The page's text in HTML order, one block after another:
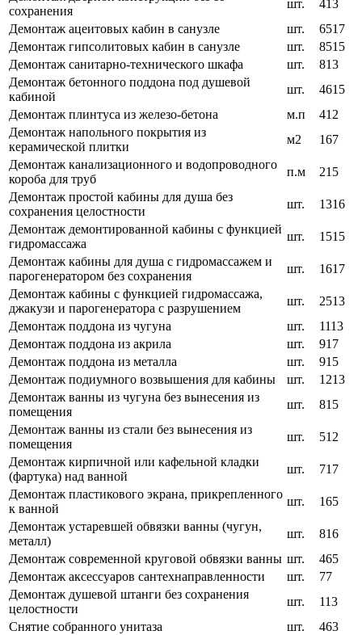
сохранения
шт.
413
Демонтаж ацеитовых кабин в санузле
шт.
6517
Демонтаж гипсолитовых кабин в санузле
шт.
8515
Демонтаж санитарно-технического шкафа
шт.
813
Демонтаж бетонного поддона под душевой
кабиной
шт.
4615
Демонтаж плинтуса из железо-бетона
м.п
412
Демонтаж напольного покрытия из
керамической плитки
м2
167
Демонтаж канализационного и водопроводного
короба для труб
п.м
215
Демонтаж простой кабины для душа без
сохранения целостности
шт.
1316
Демонтаж демонтированной кабины с функцией
гидромассажа
шт.
1515
Демонтаж кабины для душа с гидромассажем и
парогенератором без сохранения
шт.
1617
Демонтаж кабины с функцией гидромассажа,
джакузи и парогенератора с разрушением
шт.
2513
Демонтаж поддона из чугуна
шт.
1113
Демонтаж поддона из акрила
шт.
917
Демонтаж поддона из металла
шт.
915
Демонтаж подиумного возвышения для кабины
шт.
1213
Демонтаж ванны из чугуна без вынесения из
помещения
шт.
815
Демонтаж ванны из стали без вынесения из
помещения
шт.
512
Демонтаж кирпичной или кафельной кладки
(фартука) над ванной
шт.
717
Демонтаж пластикового экрана, прикрепленного
к ванной
шт.
165
Демонтаж устаревшей обвязки ванны (чугун,
металл)
шт.
816
Демонтаж современной круговой обвязки ванны шт.
465
Демонтаж аксессуаров сантехнаправленности
шт.
77
Демонтаж душевой штанги без сохранения
целостности
шт.
113
Снятие собранного унитаза
шт.
463